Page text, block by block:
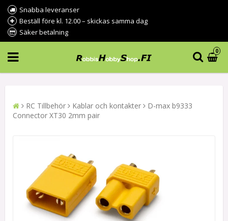
Snabba leveranser
Beställ före kl. 12.00 – skickas samma dag
Säker betalning
0
RC Tillbehör Kablar och kontakter
D-max b9333
Connector XT30 2mm pair